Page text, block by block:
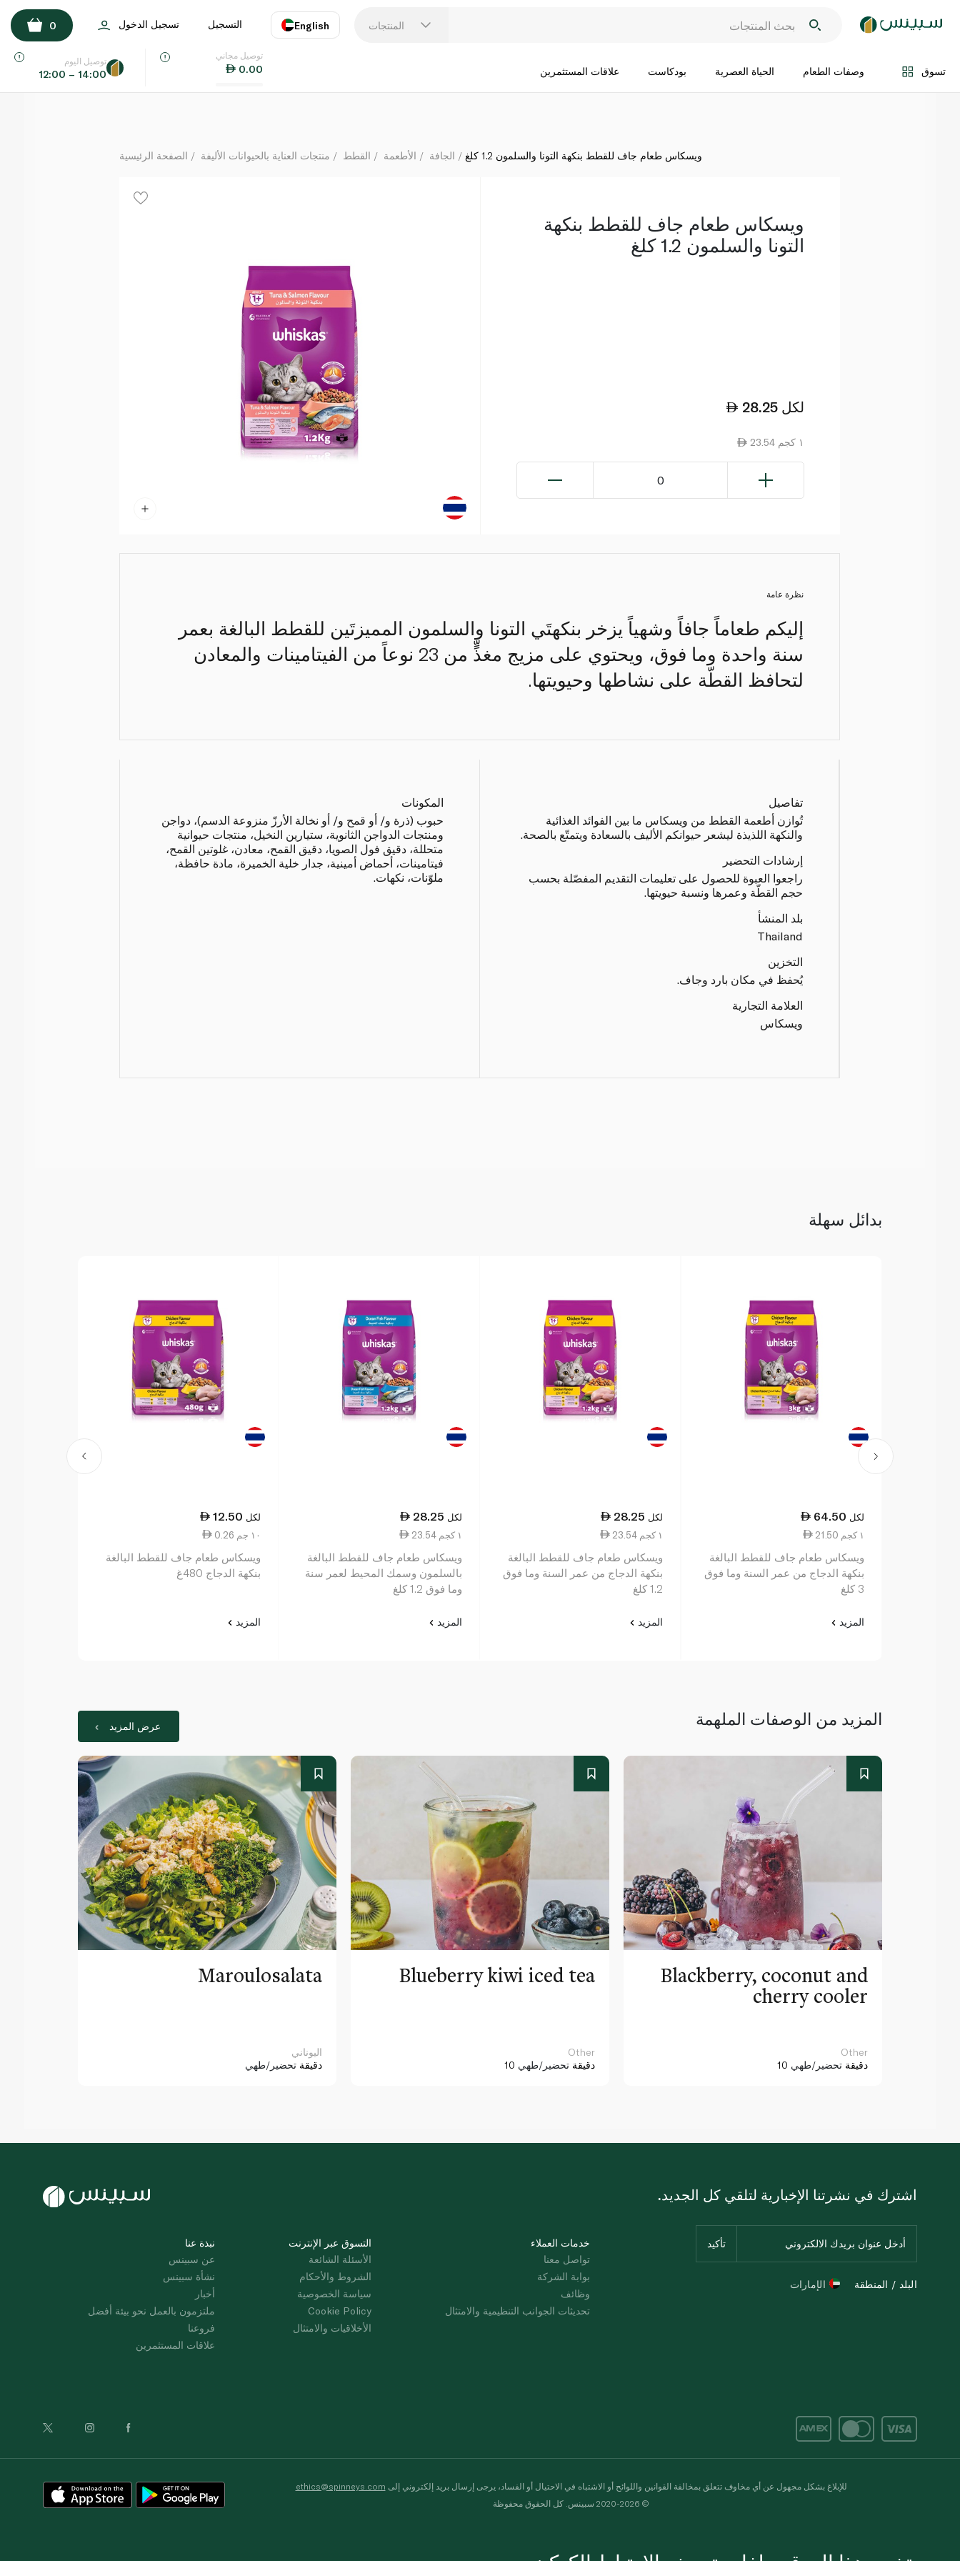
المنتجات English
اللغة
التسجيل تسجيل الدخول 0
تسوق وصفات الطعام الحياة العصرية بودكاست علاقات المستثمرين
توصيل مجاني
0.00
توصيل اليوم
12:00 – 14:00
ويسكاس طعام جاف للقطط بنكهة التونا والسلمون 1.2 كلغ
اضف الى السلة
الصفحة الرئيسية منتجات العناية بالحيوانات الأليفة القطط الأطعمة الجافة ويسكاس طعام جاف للقطط بنكهة التونا والسلمون 1.2 كلغ
ويسكاس طعام جاف للقطط بنكهة
التونا والسلمون 1.2 كلغ
28.25 لكل
23.54 ١ كجم
0
نظرة عامة
إليكم طعاماً جافاً وشهياً يزخر بنكهتَي التونا والسلمون المميزتَين للقطط البالغة بعمر
سنة واحدة وما فوق، ويحتوي على مزيج مغذٍّ من 23 نوعاً من الفيتامينات والمعادن
لتحافظ القطّة على نشاطها وحيويتها.
تفاصيل
تُوازن أطعمة القطط من ويسكاس ما بين الفوائد الغذائية
والنكهة اللذيذة ليشعر حيوانكم الأليف بالسعادة ويتمتّع بالصحة.
إرشادات التحضير
راجعوا العبوة للحصول على تعليمات التقديم المفصّلة بحسب
حجم القطّة وعمرها ونسبة حيويتها.
بلد المنشأ
Thailand
التخزين
يُحفظ في مكان بارد وجاف.
العلامة التجارية
ويسكاس
المكونات
حبوب (ذرة و/ أو قمح و/ أو نخالة الأرزّ منزوعة الدسم)، دواجن
ومنتجات الدواجن الثانوية، ستيارين النخيل، منتجات حيوانية
متحللة، دقيق فول الصويا، دقيق القمح، معادن، غلوتين القمح،
فيتامينات، أحماض أمينية، جدار خلية الخميرة، مادة حافظة،
ملوّنات، نكهات.
بدائل سهلة
64.50 لكل
21.50 ١ كجم
ويسكاس طعام جاف للقطط البالغة
بنكهة الدجاج من عمر السنة وما فوق
3 كلغ
المزيد
28.25 لكل
23.54 ١ كجم
ويسكاس طعام جاف للقطط البالغة
بنكهة الدجاج من عمر السنة وما فوق
1.2 كلغ
المزيد
28.25 لكل
23.54 ١ كجم
ويسكاس طعام جاف للقطط البالغة
بالسلمون وسمك المحيط لعمر سنة
وما فوق 1.2 كلغ
المزيد
12.50 لكل
0.26 ١٠ جم
ويسكاس طعام جاف للقطط البالغة
بنكهة الدجاج 480غ
المزيد
المزيد من الوصفات الملهمة عرض المزيد
Maroulosalata
اليوناني
دقيقة تحضير/طهي
Blueberry kiwi iced tea
Other
10 دقيقة تحضير/طهي
Blackberry, coconut and
cherry cooler
Other
10 دقيقة تحضير/طهي
نبذة عنا
عن سبينس
نشأة سبينس
أخبار
ملتزمون بالعمل نحو بيئة أفضل
فروعنا
علاقات المستثمرين
التسوق عبر الإنترنت
الأسئلة الشائعة
الشروط والأحكام
سياسة الخصوصية
Cookie Policy
الأخلاقيات والامتثال
خدمات العملاء
تواصل معنا
بوابة الشركة
وظائف
تحديثات الجوانب التنظيمية والامتثال
اشترك في نشرتنا الإخبارية لتلقي كل الجديد.
البلد / المنطقة الإمارات
للإبلاغ بشكل مجهول عن أي مخاوف تتعلق بمخالفة القوانين واللوائح أو الاشتباه في الاحتيال أو الفساد، يرجى إرسال بريد إلكتروني إلى ethics@spinneys.com
© 2020-2026 سبينس. كل الحقوق محفوظة